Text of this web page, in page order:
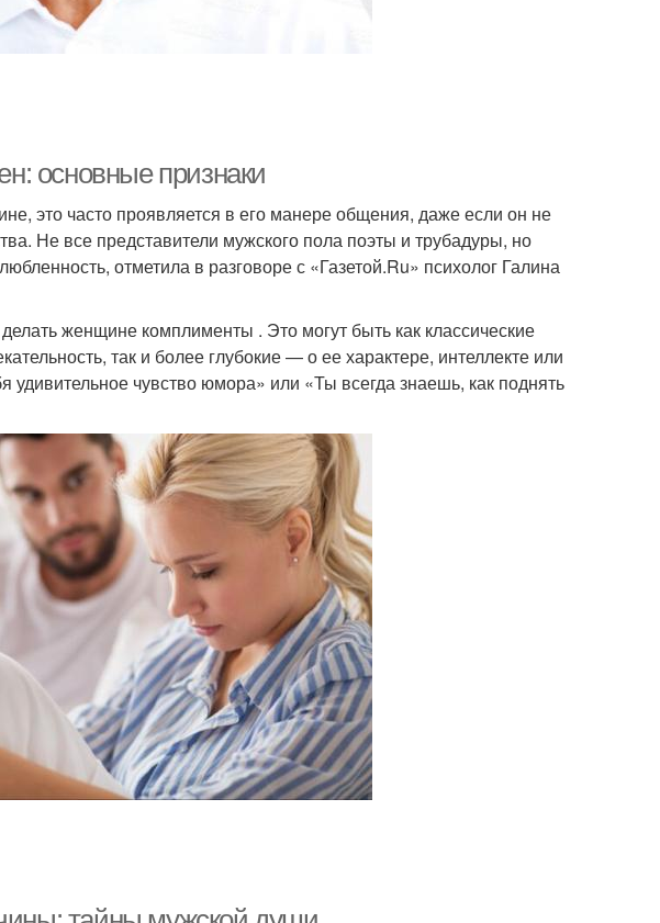
основные признаки
это часто проявляется в его манере общения, даже если он не
Не все представители мужского пола поэты и трубадуры, но
отметила в разговоре с «Газетой.Ru» психолог Галина
женщине комплименты . Это могут быть как классические
так и более глубокие — о ее характере, интеллекте или
удивительное чувство юмора» или «Ты всегда знаешь, как поднять